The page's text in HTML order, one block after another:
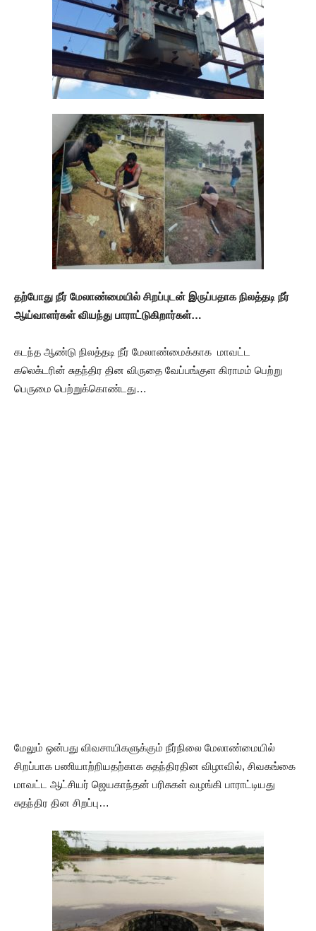
தற்போது நீர் மேலாண்மையில் சிறப்புடன் இருப்பதாக நிலத்தடி நீர்
ஆய்வாளர்கள் வியந்து பாராட்டுகிறார்கள்…
கடந்த ஆண்டு நிலத்தடி நீர் மேலாண்மைக்காக மாவட்ட
கலெக்டரின் சுதந்திர தின விருதை வேப்பங்குள கிராமம் பெற்று
பெருமை பெற்றுக்கொண்டது…
மேலும் ஒன்பது விவசாயிகளுக்கும் நீர்நிலை மேலாண்மையில்
சிறப்பாக பணியாற்றியதற்காக சுதந்திரதின விழாவில், சிவகங்கை
மாவட்ட ஆட்சியர் ஜெயகாந்தன் பரிசுகள் வழங்கி பாராட்டியது
சுதந்திர தின சிறப்பு…